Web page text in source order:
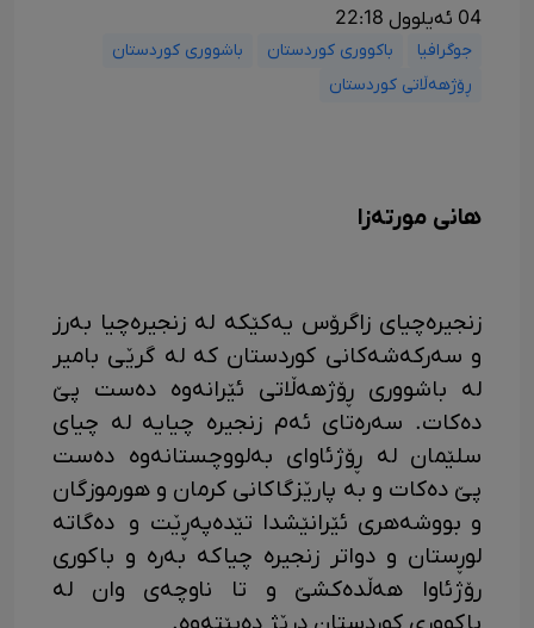
04 ئەیلوول 22:18
جوگرافیا باکووری کوردستان
باشووری کوردستان
ڕۆژهەڵاتی کوردستان
هانی مورتەزا
زنجیرەچیای زاگرۆس یەکێکە لە زنجیرەچیا بەرز
و سەرکەشەکانی کوردستان کە لە گرێی بامیر
لە باشووری ڕۆژهەڵاتی ئێرانەوە دەست پێ
دەکات. سەرەتای ئەم زنجیرە چیایە لە چیای
سلێمان لە ڕۆژئاوای بەلووچستانەوە دەست
پێ دەکات و بە پارێزگاکانی کرمان و هورموزگان
و بووشەهری ئێرانێشدا تێدەپەڕێت و دەگاتە
لوڕستان و دواتر زنجیرە چیاکە بەرە و باکوری
رۆژئاوا هەڵدەکشێ و تا ناوچەی وان لە